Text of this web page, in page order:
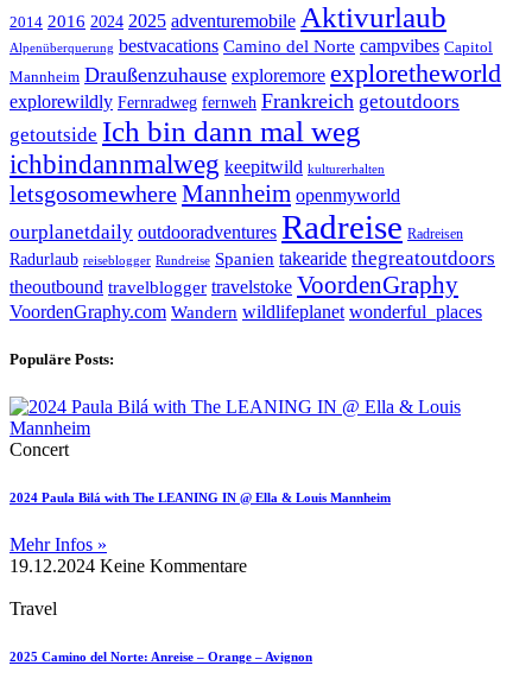
2014 2016 2024 2025 adventuremobile Aktivurlaub
Alpenüberquerung bestvacations Camino del Norte campvibes Capitol
Mannheim Draußenzuhause exploremore exploretheworld
explorewildly Fernradweg fernweh Frankreich getoutdoors
getoutside Ich bin dann mal weg
ichbindannmalweg keepitwild kulturerhalten
letsgosomewhereMannheim openmyworld
ourplanetdaily outdooradventures Radreise Radreisen
Radurlaub reiseblogger Rundreise Spanien takearide thegreatoutdoors
theoutbound travelblogger travelstoke VoordenGraphy
VoordenGraphy.com Wandern wildlifeplanet wonderful_places
Populäre Posts:
Concert
2024 Paula Bilá with The LEANING IN @ Ella & Louis Mannheim
Mehr Infos »
19.12.2024 Keine Kommentare
Travel
2025 Camino del Norte: Anreise – Orange – Avignon